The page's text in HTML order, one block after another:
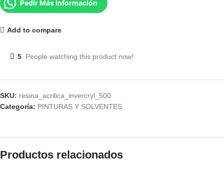
Pedir Más Información
Add to compare
5 People watching this product now!
SKU: resina_acrilica_invercryl_500
Categoría: PINTURAS Y SOLVENTES
Productos relacionados